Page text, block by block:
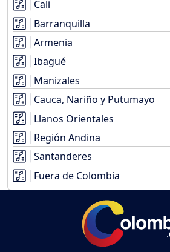
Cali
Barranquilla
Armenia
Ibagué
Manizales
Cauca, Nariño y Putumayo
Llanos Orientales
Región Andina
Santanderes
Fuera de Colombia